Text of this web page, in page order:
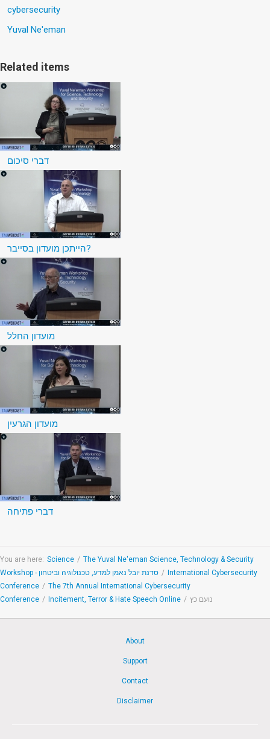
cybersecurity
Yuval Ne'eman
Related items
דברי סיכום
הייתכן מועדון בסייבר?
מועדון החלל
מועדון הגרעין
דברי פתיחה
You are here: Science / The Yuval Ne'eman Science, Technology & Security
Workshop - סדנת יובל נאמן למדע, טכנולוגיה וביטחון / International Cybersecurity
Conference / The 7th Annual International Cybersecurity
Conference / Incitement, Terror & Hate Speech Online / נועם כץ
About
Support
Contact
Disclaimer